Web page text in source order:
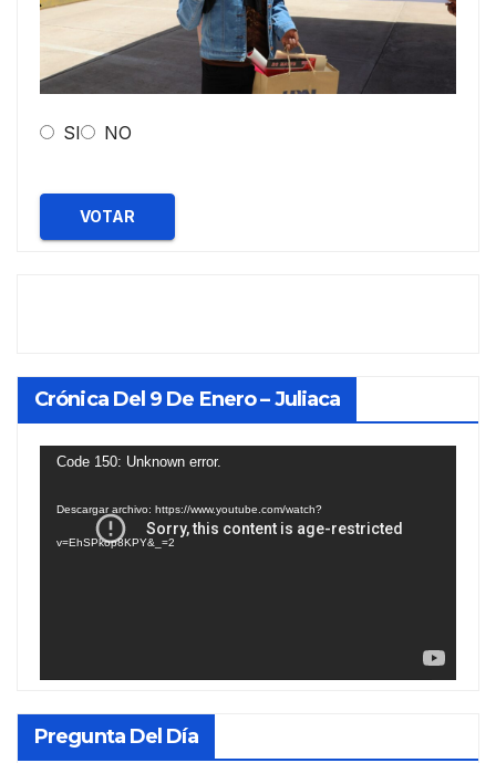
SI NO
VOTAR
Crónica Del 9 De Enero – Juliaca
Reproductor
Code 150: Unknown error.
Descargar archivo: https://www.youtube.com/watch?
v=EhSPkop8KPY&_=2
Pregunta Del Día